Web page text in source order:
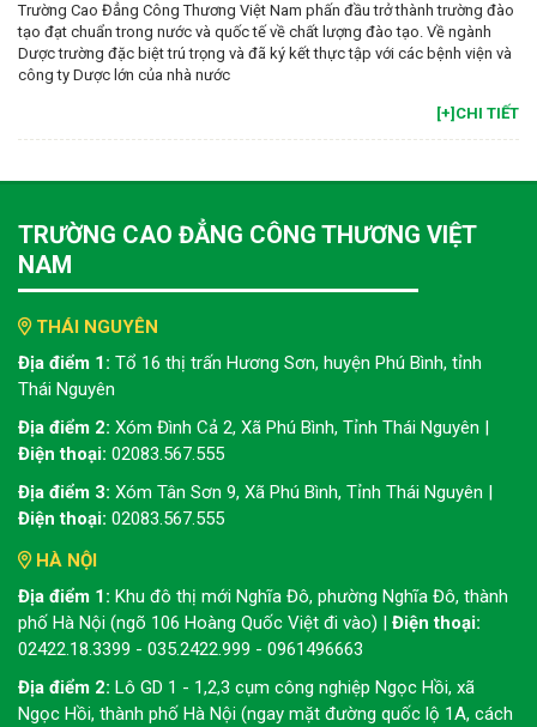
Trường Cao Đẳng Công Thương Việt Nam phấn đầu trở thành trường đào
tạo đạt chuẩn trong nước và quốc tế về chất lượng đào tạo. Về ngành
Dược trường đặc biệt trú trọng và đã ký kết thực tập với các bệnh viện và
công ty Dược lớn của nhà nước
[+]CHI TIẾT
TRƯỜNG CAO ĐẲNG CÔNG THƯƠNG VIỆT
NAM
THÁI NGUYÊN
Địa điểm 1: Tổ 16 thị trấn Hương Sơn, huyện Phú Bình, tỉnh
Thái Nguyên
Địa điểm 2: Xóm Đình Cả 2, Xã Phú Bình, Tỉnh Thái Nguyên |
Điện thoại: 02083.567.555
Địa điểm 3: Xóm Tân Sơn 9, Xã Phú Bình, Tỉnh Thái Nguyên |
Điện thoại: 02083.567.555
HÀ NỘI
Địa điểm 1: Khu đô thị mới Nghĩa Đô, phường Nghĩa Đô, thành
phố Hà Nội (ngõ 106 Hoàng Quốc Việt đi vào) | Điện thoại:
02422.18.3399 - 035.2422.999 - 0961496663
Địa điểm 2: Lô GD 1 - 1,2,3 cụm công nghiệp Ngọc Hồi, xã
Ngọc Hồi, thành phố Hà Nội (ngay mặt đường quốc lộ 1A, cách